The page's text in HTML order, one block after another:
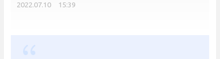
2022.07.10 15:39